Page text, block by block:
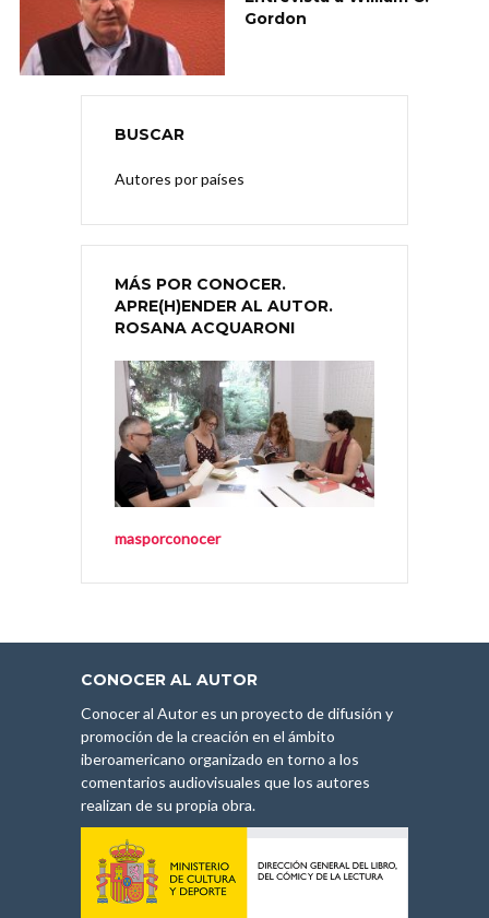
Gordon
BUSCAR
Autores por países
MÁS POR CONOCER.
APRE(H)ENDER AL AUTOR.
ROSANA ACQUARONI
masporconocer
CONOCER AL AUTOR
Conocer al Autor es un proyecto de difusión y
promoción de la creación en el ámbito
iberoamericano organizado en torno a los
comentarios audiovisuales que los autores
realizan de su propia obra.